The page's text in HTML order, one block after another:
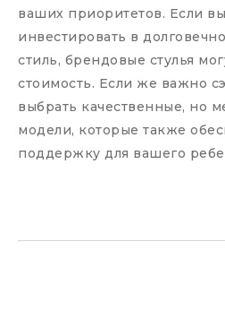
ваших приоритетов. Если
инвестировать в
стиль, брендовые стулья
стоимость. Если же важно
выбрать качественные, но
модели, которые также
поддержку для вашего